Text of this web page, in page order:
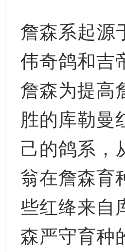
詹森系起源
伟奇鸽和吉
詹森为提高
胜的库勒曼
己的鸽系，
翁在詹森育
些红绛来自
森严守育种